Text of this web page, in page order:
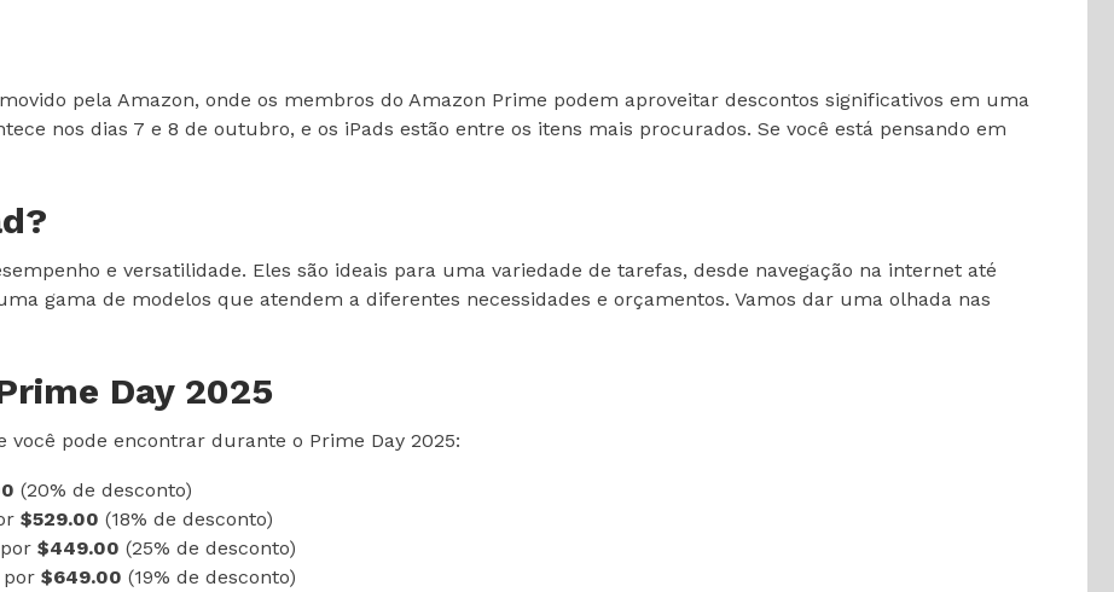
pela Amazon, onde os membros do Amazon Prime podem aproveitar descontos significativos em uma
nos dias 7 e 8 de outubro, e os iPads estão entre os itens mais procurados. Se você está pensando em
e versatilidade. Eles são ideais para uma variedade de tarefas, desde navegação na internet até
gama de modelos que atendem a diferentes necessidades e orçamentos. Vamos dar uma olhada nas
Day 2025
pode encontrar durante o Prime Day 2025:
(20% de desconto)
$529.00 (18% de desconto)
$449.00 (25% de desconto)
$649.00 (19% de desconto)